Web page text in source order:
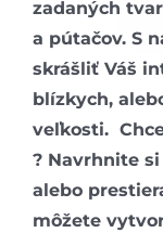
zadaných
a pútačov. S
skrášliť Váš
blízkych,
veľkosti.
? Navrhnite
alebo
môžete